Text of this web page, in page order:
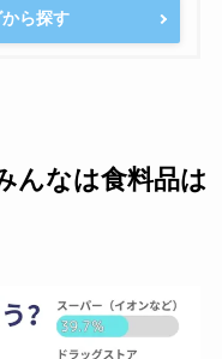
ら探す
んなは食料品は